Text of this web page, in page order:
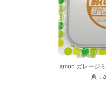
amon ガレージ
典：